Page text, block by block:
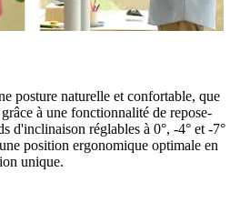
posture naturelle et confortable, que
à une fonctionnalité de repose-
d'inclinaison réglables à 0°, -4° et -7°
position ergonomique optimale en
unique.